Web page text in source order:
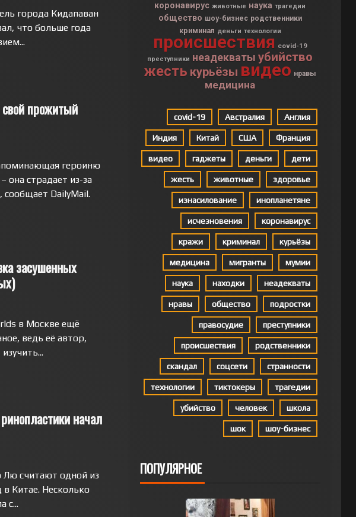
города Кидапаван
что больше года
прожитый
героиню
она страдает из-за
DailyMail.
засушенных
в Москве ещё
ведь её автор,
начал
Лю считают одной из
Китае. Несколько
с...
коронавирус животные наука трагедии
общество шоу-бизнес родственники
криминал деньги технологии
происшествия covid-19
преступники неадекваты убийство
жесть курьёзы видео нравы
медицина
covid-19 Австралия Англия
Индия Китай США Франция
видео гаджеты деньги дети
жесть животные здоровье
изнасилование инопланетяне
исчезновения коронавирус
кражи криминал курьёзы
медицина мигранты мумии
наука находки неадекваты
нравы общество подростки
правосудие преступники
происшествия родственники
скандал соцсети странности
технологии тиктокеры трагедии
убийство человек школа
шок шоу-бизнес
ПОПУЛЯРНОЕ